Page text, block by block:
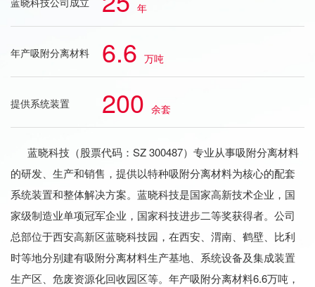
年
年产吸附分离材料 6.6 万吨
提供系统装置 200 余套
蓝晓科技（股票代码：SZ 300487）专业从事吸附分离材料
的研发、生产和销售，提供以特种吸附分离材料为核心的配套
系统装置和整体解决方案。蓝晓科技是国家高新技术企业，国
家级制造业单项冠军企业，国家科技进步二等奖获得者。公司
总部位于西安高新区蓝晓科技园，在西安、渭南、鹤壁、比利
时等地分别建有吸附分离材料生产基地、系统设备及集成装置
生产区、危废资源化回收园区等。年产吸附分离材料6.6万吨，